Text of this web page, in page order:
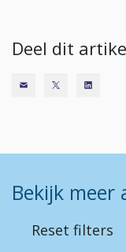
Deel dit
Bekijk meer
Reset filters